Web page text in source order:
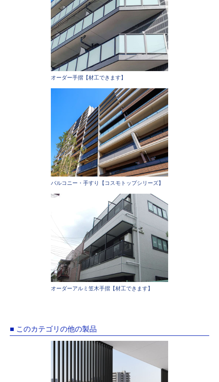
オーダー手摺【材工できます】
バルコニー・手すり【コスモトップシリーズ】
オーダーアルミ笠木手摺【材工できます】
■ このカテゴリの他の製品